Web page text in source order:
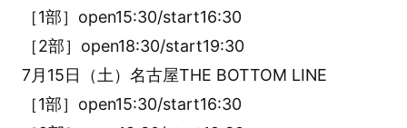
［1部］open15:30/start16:30
［2部］open18:30/start19:30
7月15日（土）名古屋THE BOTTOM LINE
［1部］open15:30/start16:30